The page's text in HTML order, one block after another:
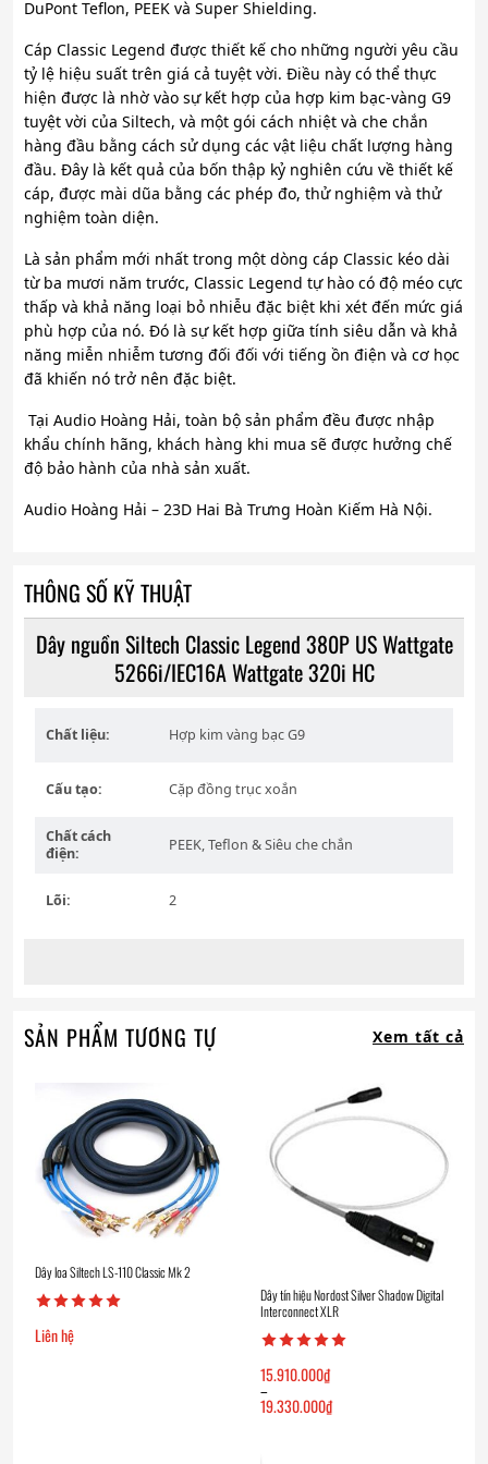
DuPont Teflon, PEEK và Super Shielding.
Cáp Classic Legend được thiết kế cho những người yêu cầu
tỷ lệ hiệu suất trên giá cả tuyệt vời. Điều này có thể thực
hiện được là nhờ vào sự kết hợp của hợp kim bạc-vàng G9
tuyệt vời của Siltech, và một gói cách nhiệt và che chắn
hàng đầu bằng cách sử dụng các vật liệu chất lượng hàng
đầu. Đây là kết quả của bốn thập kỷ nghiên cứu về thiết kế
cáp, được mài dũa bằng các phép đo, thử nghiệm và thử
nghiệm toàn diện.
Là sản phẩm mới nhất trong một dòng cáp Classic kéo dài
từ ba mươi năm trước, Classic Legend tự hào có độ méo cực
thấp và khả năng loại bỏ nhiễu đặc biệt khi xét đến mức giá
phù hợp của nó. Đó là sự kết hợp giữa tính siêu dẫn và khả
năng miễn nhiễm tương đối đối với tiếng ồn điện và cơ học
đã khiến nó trở nên đặc biệt.
Tại Audio Hoàng Hải, toàn bộ sản phẩm đều được nhập
khẩu chính hãng, khách hàng khi mua sẽ được hưởng chế
độ bảo hành của nhà sản xuất.
Audio Hoàng Hải – 23D Hai Bà Trưng Hoàn Kiếm Hà Nội.
THÔNG SỐ KỸ THUẬT
Dây nguồn Siltech Classic Legend 380P US Wattgate
5266i/IEC16A Wattgate 320i HC
Chất liệu: Hợp kim vàng bạc G9
Cấu tạo: Cặp đồng trục xoắn
Chất cách
điện:
PEEK, Teflon & Siêu che chắn
Lõi: 2
SẢN PHẨM TƯƠNG TỰ Xem tất cả
Dây loa Siltech LS-110 Classic Mk 2
Liên hệ
Dây tín hiệu Nordost Silver Shadow Digital
Interconnect XLR
15.910.000₫
–
19.330.000₫